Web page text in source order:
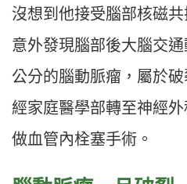
沒想到他接受腦部核磁
意外發現腦部後大腦交
公分的腦動脈瘤，屬於
經家庭醫學部轉至神經
做血管內栓塞手術。